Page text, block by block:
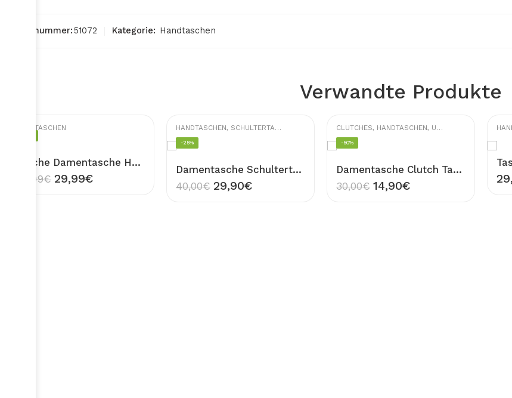
Artikelnummer:51072 Kategorie: Handtaschen
Verwandte Produkte
HANDTASCHEN
Tasche Damentasche Handtasche Rosa Umhängetasche Transparent mit Innentasche Schlange Muster Schultertasche Durchsichtig PVC PU Leder Design NANCY
42,99€ 29,99€
HANDTASCHEN, SCHULTERTASCHEN
Damentasche Schultertasche Shopper Tasche mit Ketten-Detail und verstellbarem Riemen Grau Design ELLA Rund
-25%
40,00€ 29,90€
CLUTCHES, HANDTASCHEN, UMHÄNGETASCHEN
Damentasche Clutch Tasche und auch Umhängetasche mit Strass-Schriftzug FASHION und Schulterriemen und Handschlaufe Rosa PU-Leder
-50%
30,00€ 14,90€